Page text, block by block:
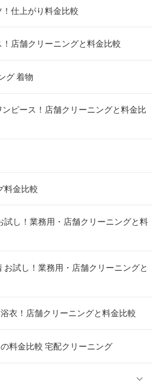
ランドリー ! ドラム式におすすめは
加工 ! 効果と危険性
クリーニング ! 料金ランキング
グ代 ! 料金比較
トレスのクリーニング ! どこがいい
洗い方 ! 洗えないタイプの対処法も
ないタイプの対処法も
仕上がり料金比較
店舗クリーニングと料金比較
グ 着物
ピース！店舗クリーニングと料金比
料金比較
試し！業務用・店舗クリーニングと料
お試し！業務用・店舗クリーニングと
衣！店舗クリーニングと料金比較
料金比較 宅配クリーニング